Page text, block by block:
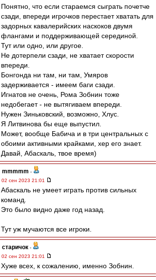
Понятно, что если стараемся сыграть почетче
сзади, впереди игрочков перестает хватать для
задорных кавалерийских наскоков двумя
флангами и поддерживающей серединой.
Тут или одно, или другое.
Не дотерпели сзади, не хватает скорости
впереди.
Бонгонда ни там, ни там, Умяров
задерживается - имеем баги сзади.
Игнатов не очень, Рома Зобнин тоже
недобегает - не вытягиваем впереди.
Нужен Зиньковский, возможно, Хлус.
Я Литвинова бы еще выпустил.
Может, вообще Бабича и в три центральных с
обоими активными крайками, хер его знает.
Давай, Абаскаль, твое время)
mmmmm -
02 сен 2023 21:01
Абаскаль не умеет играть против сильных
команд.
Это было видно даже год назад.
Тут уж мучаются все игроки.
старичок -
02 сен 2023 21:01
Хуже всех, к сожалению, именно Зобнин.